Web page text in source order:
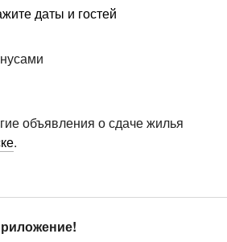
даты и гостей
объявления о сдаче жилья
.